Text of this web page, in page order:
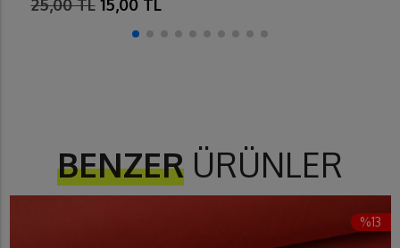
25,00 TL 15,00 TL
BENZER ÜRÜNLER
%13